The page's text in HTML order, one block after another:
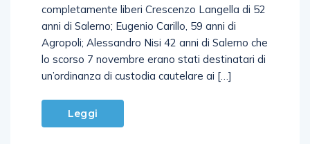
completamente liberi Crescenzo Langella di 52
anni di Salerno; Eugenio Carillo, 59 anni di
Agropoli; Alessandro Nisi 42 anni di Salerno che
lo scorso 7 novembre erano stati destinatari di
un’ordinanza di custodia cautelare ai […]
Leggi